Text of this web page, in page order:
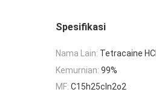
Spesifikasi
Nama Lain: Tetracaine HCl
Kemurnian: 99%
MF: C15h25cln2o2